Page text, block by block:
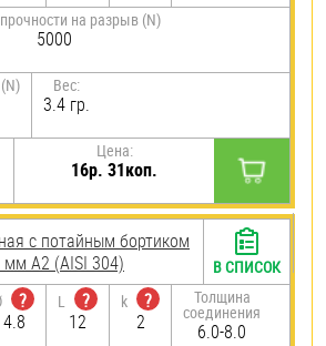
на разрыв (N)
5000
Вес:
3.4 гр.
Цена:
16р. 31коп.
с потайным бортиком
мм А2 (AISI 304)
?
4.8
L
?
12
k
?
2
Толщина
соединения
6.0-8.0
В СПИСОК